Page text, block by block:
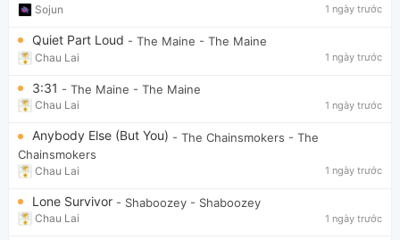
Sojun 1 ngày trước
Quiet Part Loud - The Maine - The Maine
Chau Lai 1 ngày trước
3:31 - The Maine - The Maine
Chau Lai 1 ngày trước
Anybody Else (But You) - The Chainsmokers - The
Chainsmokers
Chau Lai 1 ngày trước
Lone Survivor - Shaboozey - Shaboozey
Chau Lai 1 ngày trước